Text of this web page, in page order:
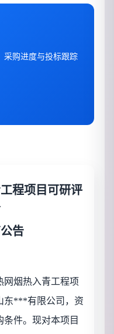
采购进度与投标跟踪
程项目可研评
告
网烟热入青工程项
东***有限公司 ，资
件。现对本项目